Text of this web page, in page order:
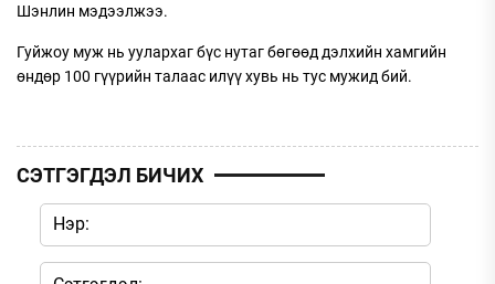
Шэнлин мэдээлжээ.
Гуйжоу муж нь уулархаг бүс нутаг бөгөөд дэлхийн хамгийн
өндөр 100 гүүрийн талаас илүү хувь нь тус мужид бий.
СЭТГЭГДЭЛ БИЧИХ